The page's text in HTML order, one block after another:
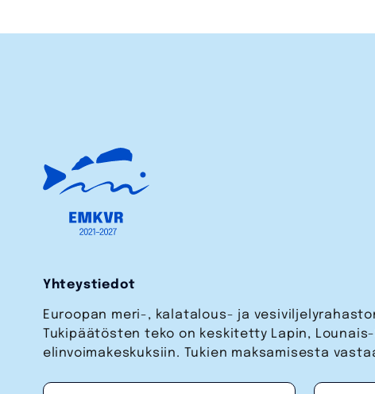
Yhteystiedot
Euroopan meri-, kalatalous- ja
Tukipäätösten teko on keskitetty Lapin,
elinvoimakeskuksiin. Tukien maksamisesta